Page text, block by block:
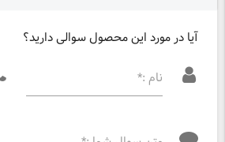
آیا در مورد این محصول سوالی دارید؟
نام :*